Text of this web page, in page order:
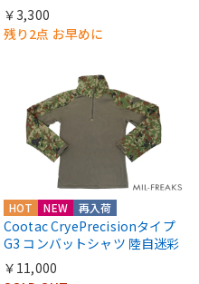
￥3,300
残り2点 お早めに
HOT NEW 再入荷
Cootac CryePrecisionタイプ
G3 コンバットシャツ 陸自迷彩
￥11,000